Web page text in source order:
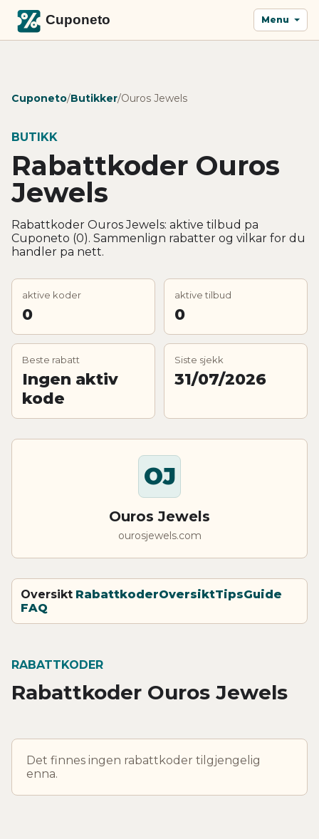
Menu
Cuponeto/Butikker/Ouros Jewels
BUTIKK
Rabattkoder Ouros
Jewels
Rabattkoder Ouros Jewels: aktive tilbud pa
Cuponeto (0). Sammenlign rabatter og vilkar for du
handler pa nett.
aktive koder
0
aktive tilbud
0
Beste rabatt
Ingen aktiv
kode
Siste sjekk
31/07/2026
OJ
Ouros Jewels
ourosjewels.com
Oversikt RabattkoderOversiktTipsGuide
FAQ
RABATTKODER
Rabattkoder Ouros Jewels
Det finnes ingen rabattkoder tilgjengelig
enna.